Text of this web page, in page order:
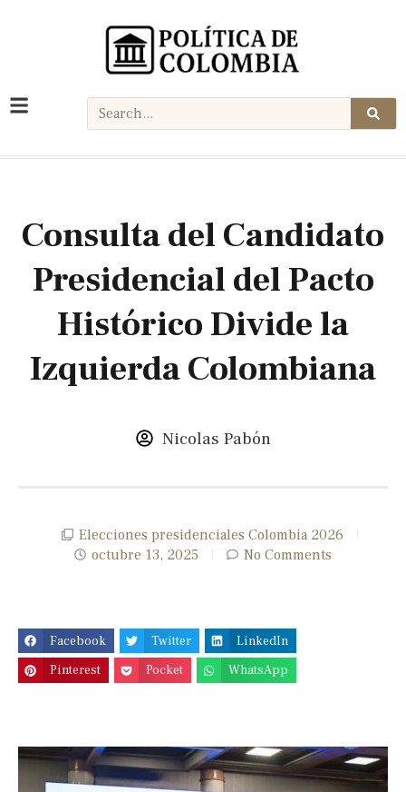
Consulta del Candidato
Presidencial del Pacto
Histórico Divide la
Izquierda Colombiana
Nicolas Pabón
Elecciones presidenciales Colombia 2026
octubre 13, 2025
No Comments
Facebook Twitter
LinkedIn
Pinterest
Pocket WhatsApp